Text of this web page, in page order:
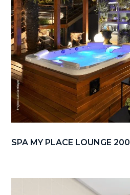
SPA MY PLACE LOUNGE 200